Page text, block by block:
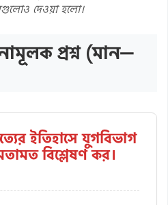
দেওয়া হলো।
প্রশ্ন (মান—
ইতিহাসে যুগবিভাগ
বিশ্লেষণ কর।